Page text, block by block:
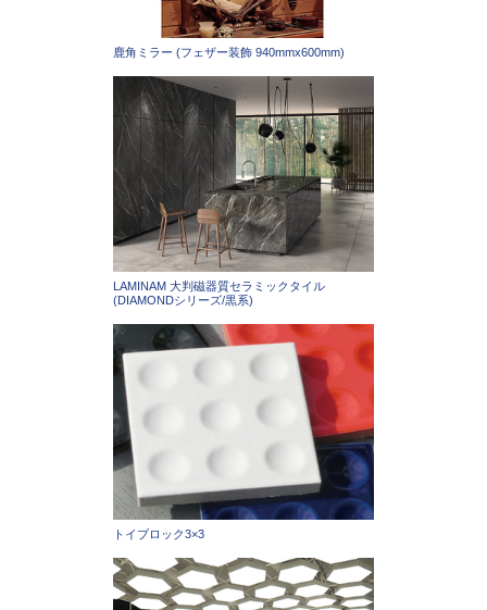
鹿角ミラー (フェザー装飾 940mmx600mm)
LAMINAM 大判磁器質セラミックタイル
(DIAMONDシリーズ/黒系)
トイブロック3×3